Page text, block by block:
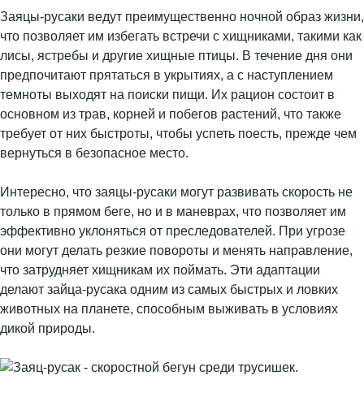
Заяцы-русаки ведут преимущественно ночной образ жизни,
что позволяет им избегать встречи с хищниками, такими как
лисы, ястребы и другие хищные птицы. В течение дня они
предпочитают прятаться в укрытиях, а с наступлением
темноты выходят на поиски пищи. Их рацион состоит в
основном из трав, корней и побегов растений, что также
требует от них быстроты, чтобы успеть поесть, прежде чем
вернуться в безопасное место.
Интересно, что заяцы-русаки могут развивать скорость не
только в прямом беге, но и в маневрах, что позволяет им
эффективно уклоняться от преследователей. При угрозе
они могут делать резкие повороты и менять направление,
что затрудняет хищникам их поймать. Эти адаптации
делают зайца-русака одним из самых быстрых и ловких
животных на планете, способным выживать в условиях
дикой природы.